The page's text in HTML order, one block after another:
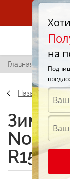
Главная /
Назад
R15
на